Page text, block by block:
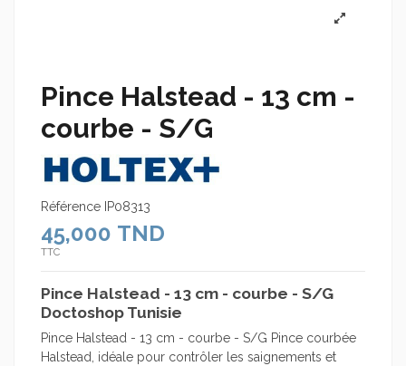
Pince Halstead - 13 cm -
courbe - S/G
Référence IP08313
45,000 TND
TTC
Pince Halstead - 13 cm - courbe - S/G
Doctoshop Tunisie
Pince Halstead - 13 cm - courbe - S/G Pince courbée
Halstead, idéale pour contrôler les saignements et